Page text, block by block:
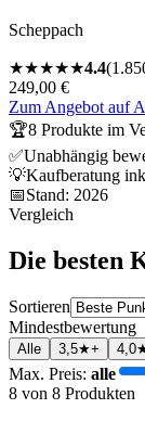
Scheppach
★★★★★4.4(
249,00 €
Zum Angebot auf
🏆8 Produkte im
✅Unabhängig
💡Kaufberatung
📅Stand: 2026
Vergleich
Die besten
Sortieren
Mindestbewertung
Alle 3,5★+
Max. Preis: alle
8 von 8 Produkten